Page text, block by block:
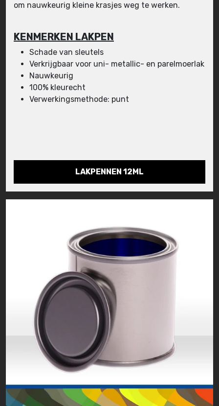
om nauwkeurig kleine krasjes weg te werken.
KENMERKEN LAKPEN
Schade van sleutels
Verkrijgbaar voor uni- metallic- en parelmoerlak
Nauwkeurig
100% kleurecht
Verwerkingsmethode: punt
LAKPENNEN 12ML